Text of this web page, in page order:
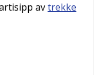
avtrekke